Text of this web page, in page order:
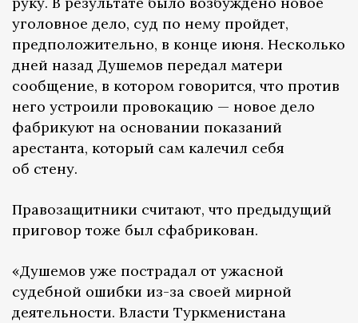
уголовное дело, суд по нему пройдет,
предположительно, в конце июня. Несколько
дней назад Душемов передал матери
сообщение, в котором говорится, что против
него устроили провокацию — новое дело
фабрикуют на основании показаний
арестанта, который сам калечил себя
об стену.
Правозащитники считают, что предыдущий
приговор тоже был сфабрикован.
«Душемов уже пострадал от ужасной
судебной ошибки из-за своей мирной
деятельности. Власти Туркменистана